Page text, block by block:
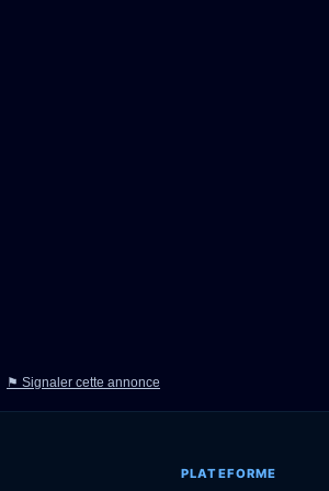
⚑ Signaler cette annonce
PLATEFORME